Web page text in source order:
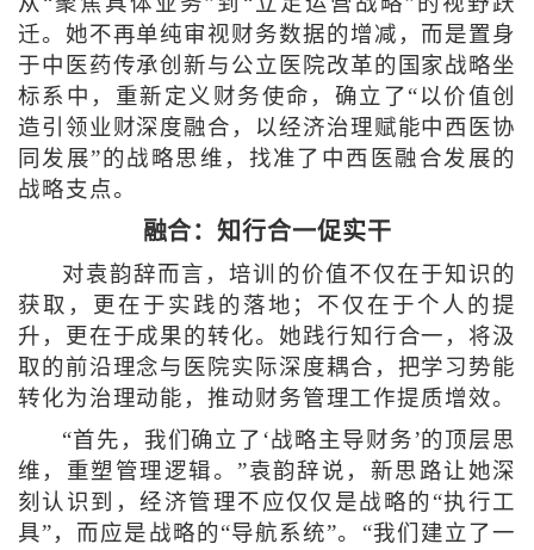
迁。她不再单纯审视财务数据的增减，而是置身
于中医药传承创新与公立医院改革的国家战略坐
标系中，重新定义财务使命，确立了“以价值创
造引领业财深度融合，以经济治理赋能中西医协
同发展”的战略思维，找准了中西医融合发展的
战略支点。
融合：知行合一促实干
对袁韵辞而言，培训的价值不仅在于知识的
获取，更在于实践的落地；不仅在于个人的提
升，更在于成果的转化。她践行知行合一，将汲
取的前沿理念与医院实际深度耦合，把学习势能
转化为治理动能，推动财务管理工作提质增效。
“首先，我们确立了‘战略主导财务’的顶层思
维，重塑管理逻辑。”袁韵辞说，新思路让她深
刻认识到，经济管理不应仅仅是战略的“执行工
具”，而应是战略的“导航系统”。“我们建立了一